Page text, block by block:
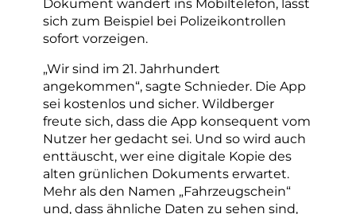
sich zum Beispiel bei Polizeikontrollen
sofort vorzeigen.
„Wir sind im 21. Jahrhundert
angekommen“, sagte Schnieder. Die App
sei kostenlos und sicher. Wildberger
freute sich, dass die App konsequent vom
Nutzer her gedacht sei. Und so wird auch
enttäuscht, wer eine digitale Kopie des
alten grünlichen Dokuments erwartet.
Mehr als den Namen „Fahrzeugschein“
und, dass ähnliche Daten zu sehen sind,